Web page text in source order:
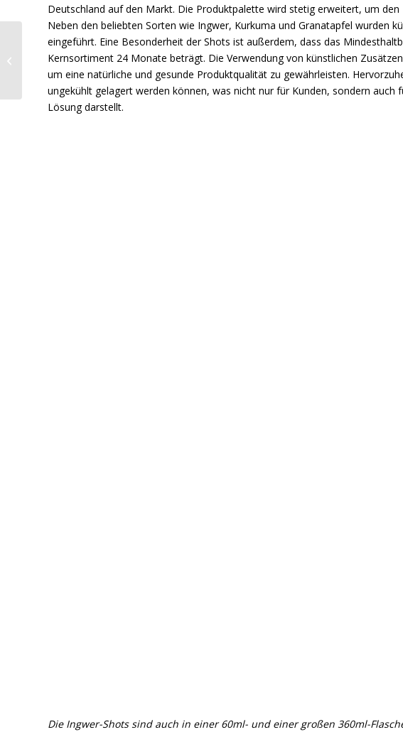
Deutschland auf den Markt. Die Produktpalette wird stetig erweitert, um
Neben den beliebten Sorten wie Ingwer, Kurkuma und Granatapfel wurden
eingeführt. Eine Besonderheit der Shots ist außerdem, dass das
Kernsortiment 24 Monate beträgt. Die Verwendung von künstlichen
um eine natürliche und gesunde Produktqualität zu gewährleisten.
ungekühlt gelagert werden können, was nicht nur für Kunden, sondern auch
Lösung darstellt.
Die Ingwer-Shots sind auch in einer 60ml- und einer großen 360ml-
Onshii:
„Bewerbt
beim FIC
FOOD